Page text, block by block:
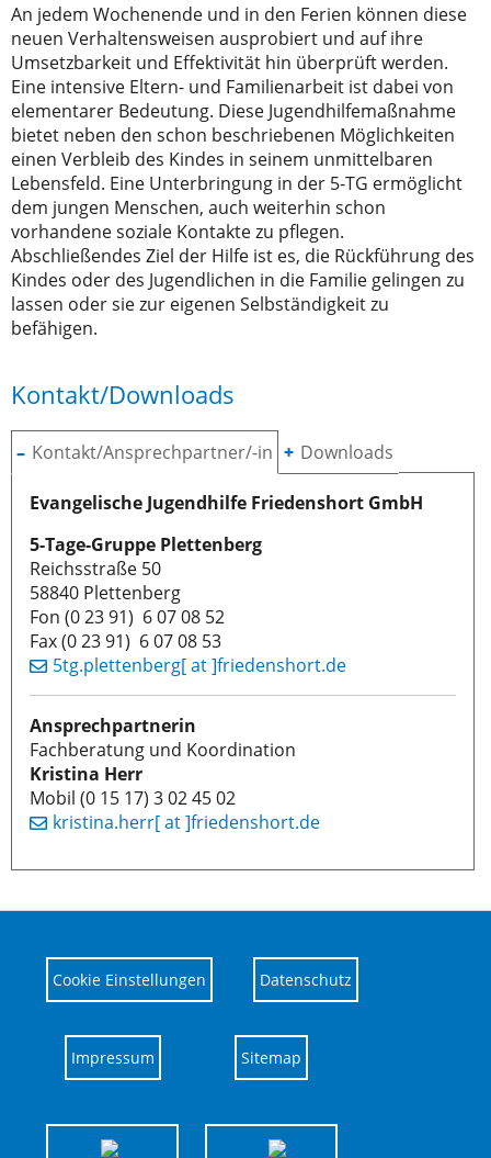
An jedem Wochenende und in den Ferien können diese
neuen Verhaltensweisen ausprobiert und auf ihre
Umsetzbarkeit und Effektivität hin überprüft werden.
Eine intensive Eltern- und Familienarbeit ist dabei von
elementarer Bedeutung. Diese Jugendhilfemaßnahme
bietet neben den schon beschriebenen Möglichkeiten
einen Verbleib des Kindes in seinem unmittelbaren
Lebensfeld. Eine Unterbringung in der 5-TG ermöglicht
dem jungen Menschen, auch weiterhin schon
vorhandene soziale Kontakte zu pflegen.
Abschließendes Ziel der Hilfe ist es, die Rückführung des
Kindes oder des Jugendlichen in die Familie gelingen zu
lassen oder sie zur eigenen Selbständigkeit zu
befähigen.
Kontakt/Downloads
Kontakt/Ansprechpartner/-in Downloads
Evangelische Jugendhilfe Friedenshort GmbH
5-Tage-Gruppe Plettenberg
Reichsstraße 50
58840 Plettenberg
Fon (0 23 91) 6 07 08 52
Fax (0 23 91) 6 07 08 53
5tg.plettenberg[ at ]friedenshort.de
Ansprechpartnerin
Fachberatung und Koordination
Kristina Herr
Mobil (0 15 17) 3 02 45 02
kristina.herr[ at ]friedenshort.de
Cookie Einstellungen Datenschutz
Impressum Sitemap